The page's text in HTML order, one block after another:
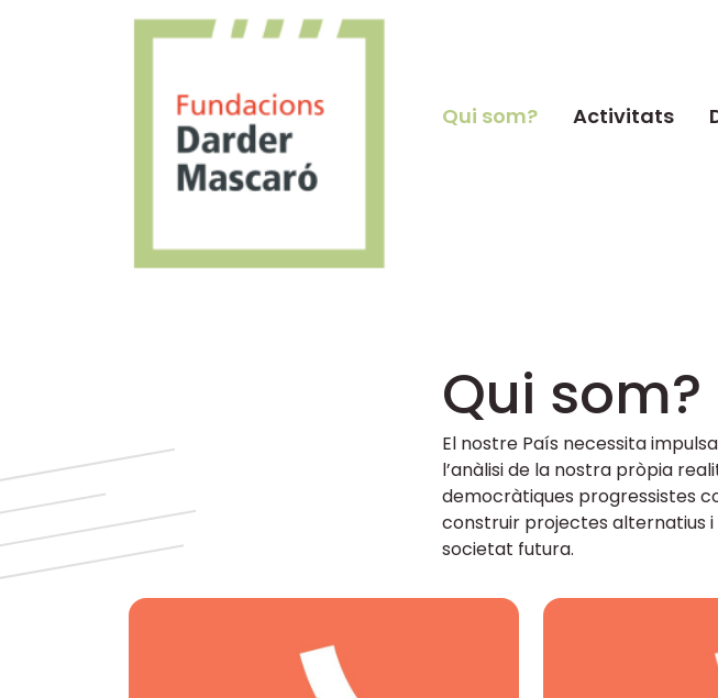
Qui som? Activitats
Qui som?
El nostre País necessita
l’anàlisi de la nostra pròpia
democràtiques progressistes
construir projectes alternatius
societat futura.